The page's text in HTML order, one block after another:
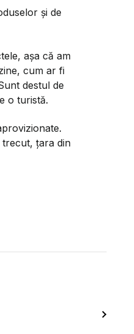
și de
așa că am
cum ar fi
destul de
o turistă.
trecut, țara din